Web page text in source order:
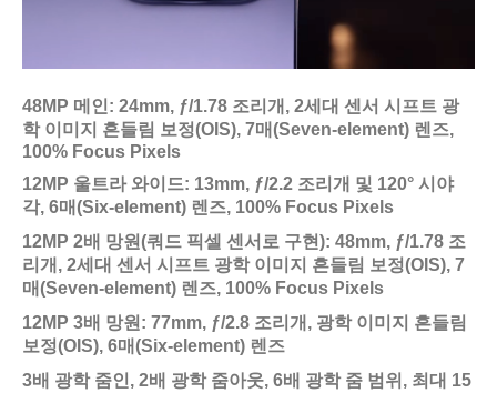
48MP 메인: 24mm, ƒ/1.78 조리개, 2세대 센서 시프트 광
학 이미지 흔들림 보정(OIS), 7매(Seven‑element) 렌즈,
100% Focus Pixels
12MP 울트라 와이드: 13mm, ƒ/2.2 조리개 및 120° 시야
각, 6매(Six‑element) 렌즈, 100% Focus Pixels
12MP 2배 망원(쿼드 픽셀 센서로 구현): 48mm, ƒ/1.78 조
리개, 2세대 센서 시프트 광학 이미지 흔들림 보정(OIS), 7
매(Seven‑element) 렌즈, 100% Focus Pixels
12MP 3배 망원: 77mm, ƒ/2.8 조리개, 광학 이미지 흔들림
보정(OIS), 6매(Six‑element) 렌즈
3배 광학 줌인, 2배 광학 줌아웃, 6배 광학 줌 범위, 최대 15